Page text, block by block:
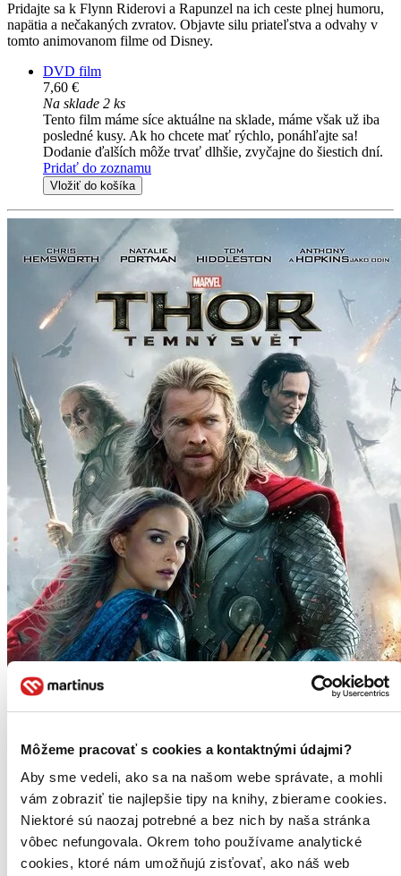
Môžeme pracovať s cookies a kontaktnými údajmi?
Aby sme vedeli, ako sa na našom webe správate, a mohli
vám zobraziť tie najlepšie tipy na knihy, zbierame cookies.
Niektoré sú naozaj potrebné a bez nich by naša stránka
vôbec nefungovala. Okrem toho používame analytické
cookies, ktoré nám umožňujú zisťovať, ako náš web
Pridajte sa k Flynn Riderovi a Rapunzel na ich ceste plnej humoru,
napätia a nečakaných zvratov. Objavte silu priateľstva a odvahy v
tomto animovanom filme od Disney.
DVD film
7,60 €
Na sklade 2 ks
Tento film máme síce aktuálne na sklade, máme však už iba
posledné kusy. Ak ho chcete mať rýchlo, ponáhľajte sa!
Dodanie ďalších môže trvať dlhšie, zvyčajne do šiestich dní.
Pridať do zoznamu
Vložiť do košíka
Thor: Temný svět
CZ
Chris Hemsworth
Natalie Portman